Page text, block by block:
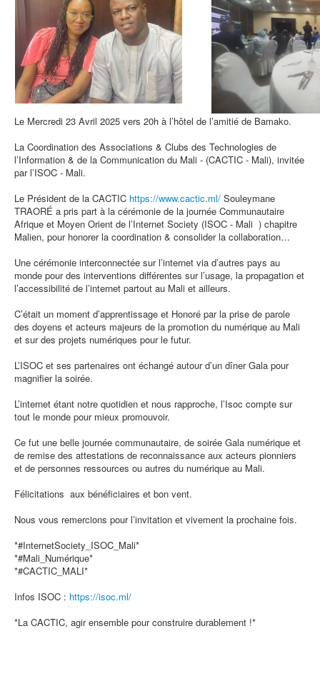
Le Mercredi 23 Avril 2025 vers 20h à l’hôtel de l’amitié de Bamako.
La Coordination des Associations & Clubs des Technologies de
l’Information & de la Communication du Mali - (CACTIC - Mali), invitée
par l’ISOC - Mali.
Le Président de la CACTIC https://www.cactic.ml/ Souleymane
TRAORÉ a pris part à la cérémonie de la journée Communautaire
Afrique et Moyen Orient de l’Internet Society (ISOC - Mali ) chapitre
Malien, pour honorer la coordination & consolider la collaboration…
Une cérémonie interconnectée sur l’internet via d’autres pays au
monde pour des interventions différentes sur l’usage, la propagation et
l’accessibilité de l’internet partout au Mali et ailleurs.
C’était un moment d’apprentissage et Honoré par la prise de parole
des doyens et acteurs majeurs de la promotion du numérique au Mali
et sur des projets numériques pour le futur.
L’ISOC et ses partenaires ont échangé autour d’un dîner Gala pour
magnifier la soirée.
L’internet étant notre quotidien et nous rapproche, l’Isoc compte sur
tout le monde pour mieux promouvoir.
Ce fut une belle journée communautaire, de soirée Gala numérique et
de remise des attestations de reconnaissance aux acteurs pionniers
et de personnes ressources ou autres du numérique au Mali.
Félicitations aux bénéficiaires et bon vent.
Nous vous remercions pour l’invitation et vivement la prochaine fois.
*#InternetSociety_ISOC_Mali*
*#Mali_Numérique*
*#CACTIC_MALI*
Infos ISOC : https://isoc.ml/
*La CACTIC, agir ensemble pour construire durablement !*